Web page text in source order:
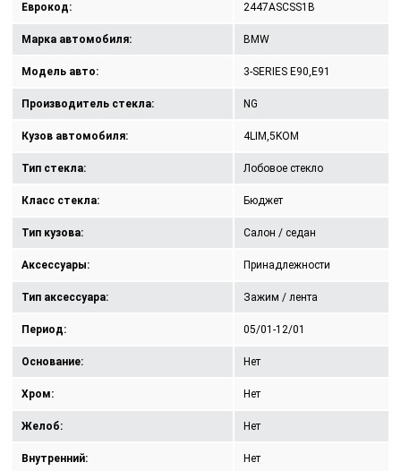
Еврокод: 2447ASCSS1B
Марка автомобиля: BMW
Модель авто: 3-SERIES E90,E91
Производитель стекла: NG
Кузов автомобиля: 4LIM,5KOM
Тип стекла: Лобовое стекло
Класс стекла: Бюджет
Тип кузова: Салон / седан
Аксессуары: Принадлежности
Тип аксессуара: Зажим / лента
Период: 05/01-12/01
Основание: Нет
Хром: Нет
Желоб: Нет
Внутренний: Нет
КОНТАКТЫ
ПОЛИТИКА КОНФИДЕНЦИАЛЬНОСТИ